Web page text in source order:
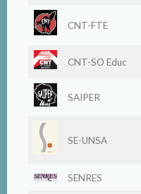
CNT-FTE
CNT-SO Educ
SAIPER
SE-UNSA
SENRES